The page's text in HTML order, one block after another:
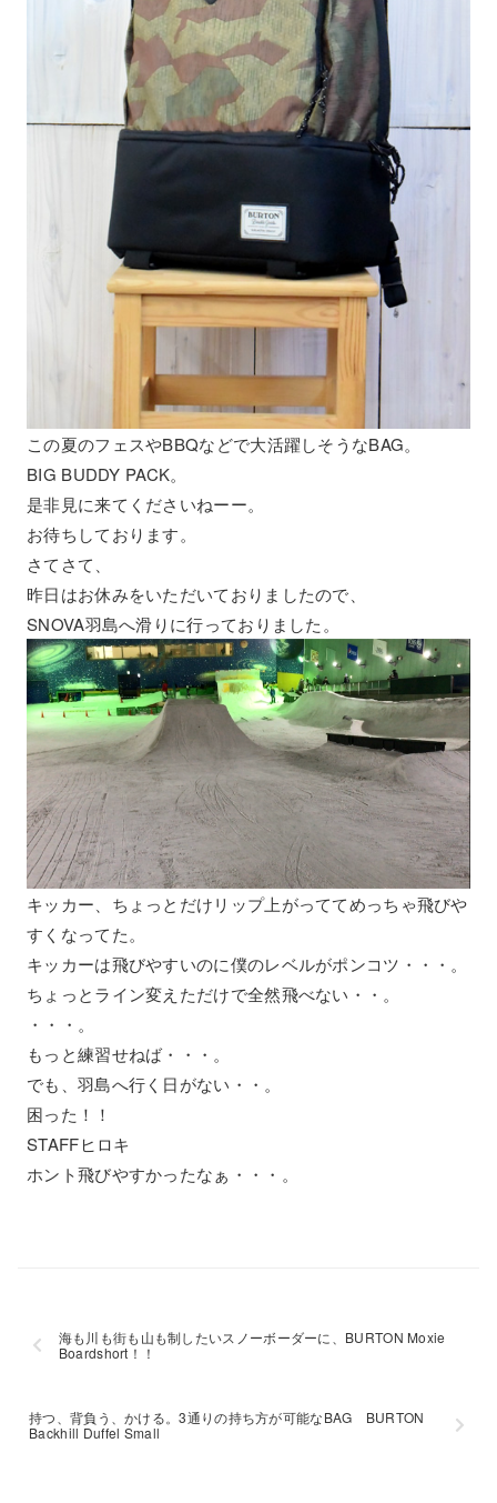
この夏のフェスやBBQなどで大活躍しそうなBAG。
BIG BUDDY PACK。
是非見に来てくださいねーー。
お待ちしております。
さてさて、
昨日はお休みをいただいておりましたので、
SNOVA羽島へ滑りに行っておりました。
キッカー、ちょっとだけリップ上がっててめっちゃ飛びや
すくなってた。
キッカーは飛びやすいのに僕のレベルがポンコツ・・・。
ちょっとライン変えただけで全然飛べない・・。
・・・。
もっと練習せねば・・・。
でも、羽島へ行く日がない・・。
困った！！
STAFFヒロキ
ホント飛びやすかったなぁ・・・。
海も川も街も山も制したいスノーボーダーに、BURTON Moxie
Boardshort！！
持つ、背負う、かける。3通りの持ち方が可能なBAG BURTON
Backhill Duffel Small